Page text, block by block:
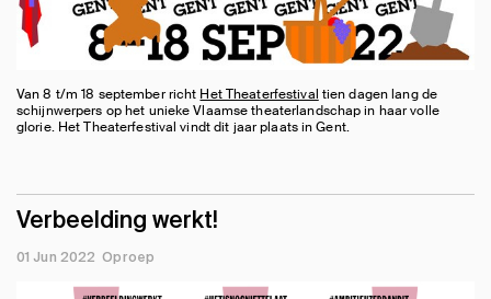
Van 8 t/m 18 september richt Het Theaterfestival tien dagen lang de
schijnwerpers op het unieke Vlaamse theaterlandschap in haar volle
glorie. Het Theaterfestival vindt dit jaar plaats in Gent.
Verbeelding werkt!
01 Jun 2022 Oproep